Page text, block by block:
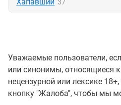
37
Уважаемые пользователи,
или синонимы, относящиеся
нецензурной или лексике
кнопку "Жалоба", чтобы мы